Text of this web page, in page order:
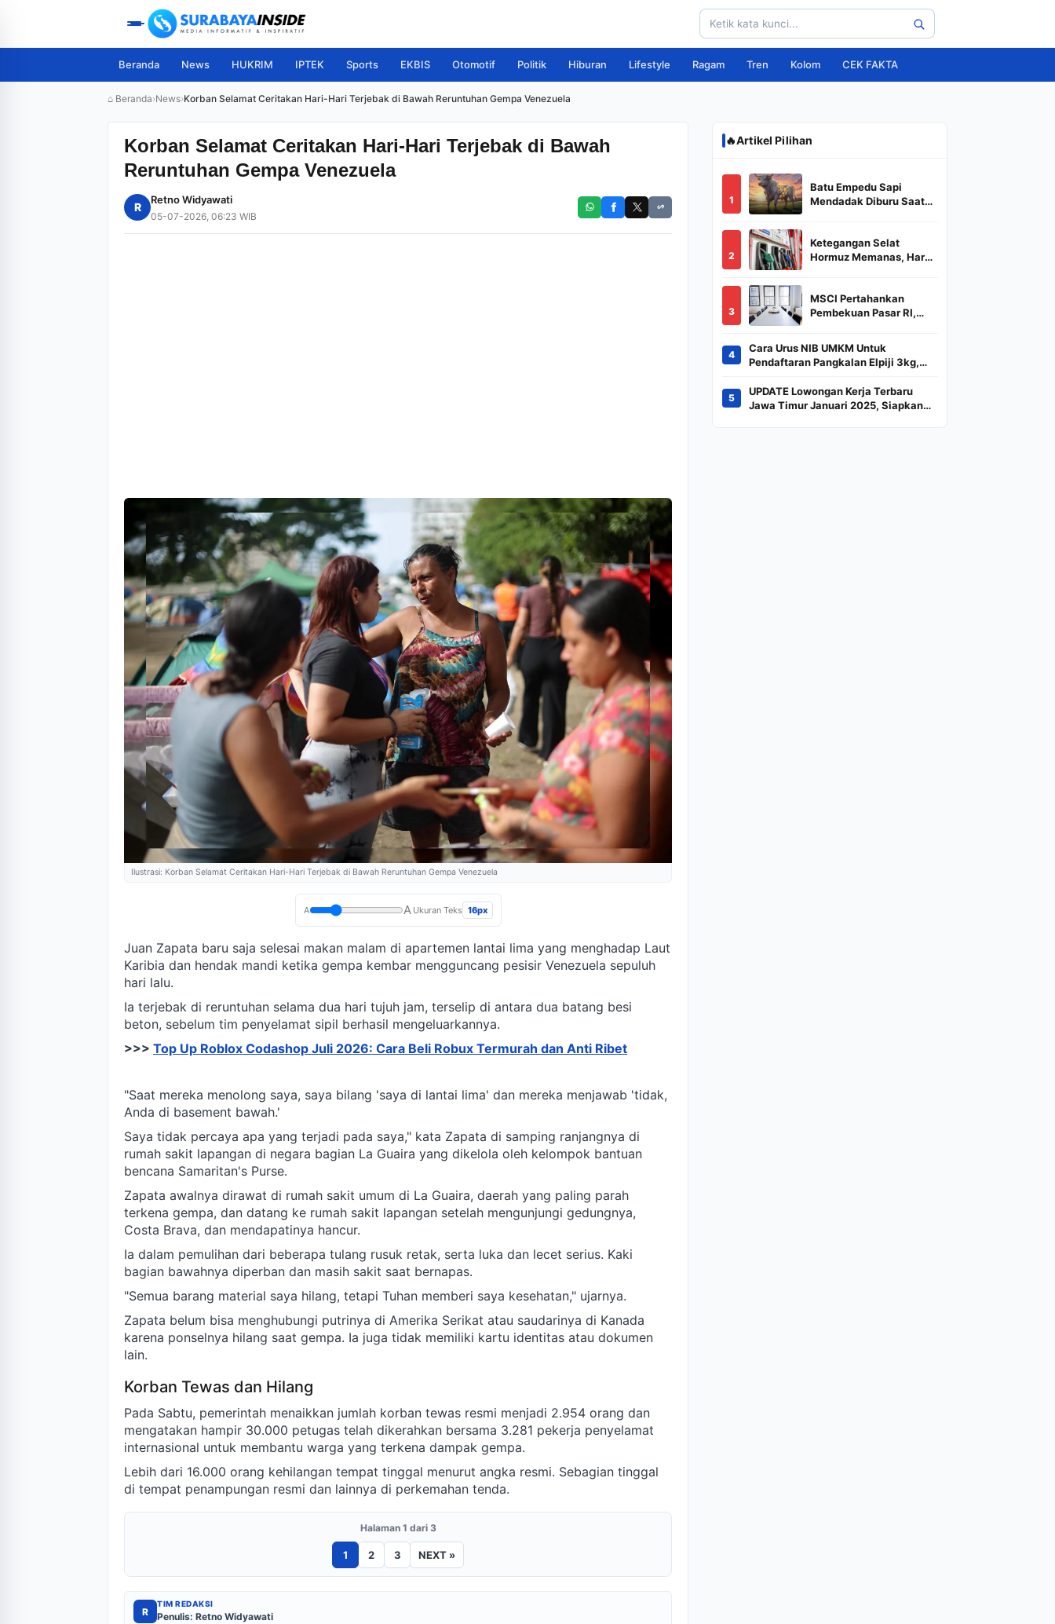
Beranda News HUKRIM IPTEK Sports EKBIS Otomotif Politik Hiburan Lifestyle Ragam Tren Kolom CEK FAKTA
⌂ Beranda›News›Korban Selamat Ceritakan Hari-Hari Terjebak di Bawah Reruntuhan Gempa Venezuela
Korban Selamat Ceritakan Hari-Hari Terjebak di Bawah
Reruntuhan Gempa Venezuela
R
Retno Widyawati
05-07-2026, 06:23 WIB
Ilustrasi: Korban Selamat Ceritakan Hari-Hari Terjebak di Bawah Reruntuhan Gempa Venezuela
A A Ukuran Teks 16px
Juan Zapata baru saja selesai makan malam di apartemen lantai lima yang menghadap Laut
Karibia dan hendak mandi ketika gempa kembar mengguncang pesisir Venezuela sepuluh
hari lalu.
Ia terjebak di reruntuhan selama dua hari tujuh jam, terselip di antara dua batang besi
beton, sebelum tim penyelamat sipil berhasil mengeluarkannya.
>>> Top Up Roblox Codashop Juli 2026: Cara Beli Robux Termurah dan Anti Ribet
"Saat mereka menolong saya, saya bilang 'saya di lantai lima' dan mereka menjawab 'tidak,
Anda di basement bawah.'
Saya tidak percaya apa yang terjadi pada saya," kata Zapata di samping ranjangnya di
rumah sakit lapangan di negara bagian La Guaira yang dikelola oleh kelompok bantuan
bencana Samaritan's Purse.
Zapata awalnya dirawat di rumah sakit umum di La Guaira, daerah yang paling parah
terkena gempa, dan datang ke rumah sakit lapangan setelah mengunjungi gedungnya,
Costa Brava, dan mendapatinya hancur.
Ia dalam pemulihan dari beberapa tulang rusuk retak, serta luka dan lecet serius. Kaki
bagian bawahnya diperban dan masih sakit saat bernapas.
"Semua barang material saya hilang, tetapi Tuhan memberi saya kesehatan," ujarnya.
Zapata belum bisa menghubungi putrinya di Amerika Serikat atau saudarinya di Kanada
karena ponselnya hilang saat gempa. Ia juga tidak memiliki kartu identitas atau dokumen
lain.
Korban Tewas dan Hilang
Pada Sabtu, pemerintah menaikkan jumlah korban tewas resmi menjadi 2.954 orang dan
mengatakan hampir 30.000 petugas telah dikerahkan bersama 3.281 pekerja penyelamat
internasional untuk membantu warga yang terkena dampak gempa.
Lebih dari 16.000 orang kehilangan tempat tinggal menurut angka resmi. Sebagian tinggal
di tempat penampungan resmi dan lainnya di perkemahan tenda.
Halaman 1 dari 3
1 2 3 NEXT »
R
TIM REDAKSI
Penulis: Retno Widyawati
🔥Artikel Pilihan
1
Batu Empedu Sapi
Mendadak Diburu Saat
Puluhan Juta
2
Ketegangan Selat
Hormuz Memanas, Harga
3
MSCI Pertahankan
Pembekuan Pasar RI,
Indeks
4
Cara Urus NIB UMKM Untuk
Pendaftaran Pangkalan Elpiji 3kg,
Kilogram
5
UPDATE Lowongan Kerja Terbaru
Jawa Timur Januari 2025, Siapkan